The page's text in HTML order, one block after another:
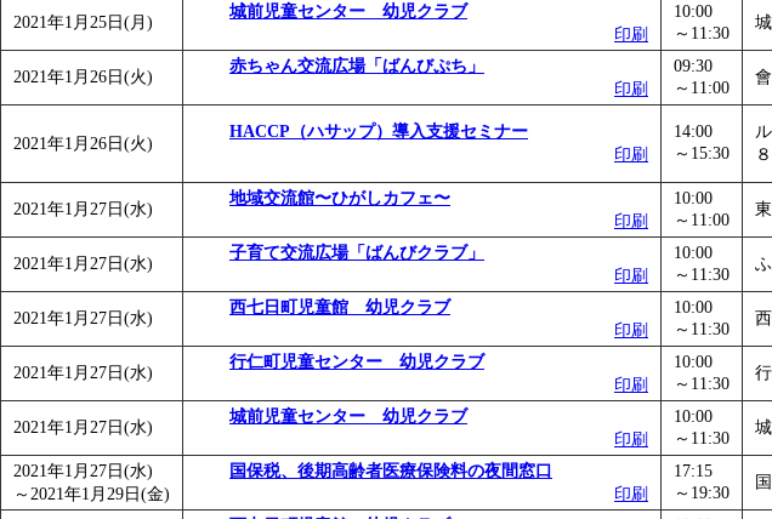
2021年1月25日(月)
城前児童センター 幼児クラブ
印刷
10:00
～11:30
2021年1月26日(火)
赤ちゃん交流広場「ばんびぷち」
印刷
09:30
～11:00
2021年1月26日(火)
HACCP（ハサップ）導入支援セミナー
印刷
14:00
～15:30
８
2021年1月27日(水)
地域交流館〜ひがしカフェ〜
印刷
10:00
～11:00
2021年1月27日(水)
子育て交流広場「ばんびクラブ」
印刷
10:00
～11:30
2021年1月27日(水)
西七日町児童館 幼児クラブ
印刷
10:00
～11:30
2021年1月27日(水)
行仁町児童センター 幼児クラブ
印刷
10:00
～11:30
2021年1月27日(水)
城前児童センター 幼児クラブ
印刷
10:00
～11:30
2021年1月27日(水)
～ 2021年1月29日(金)
国保税、後期高齢者医療保険料の夜間窓口
印刷
17:15
～19:30